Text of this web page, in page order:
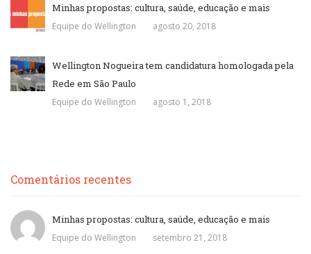
Minhas propostas: cultura, saúde, educação e mais
Equipe do Wellington agosto 20, 2018
Wellington Nogueira tem candidatura homologada pela
Rede em São Paulo
Equipe do Wellington agosto 1, 2018
Comentários recentes
Minhas propostas: cultura, saúde, educação e mais
Equipe do Wellington setembro 21, 2018